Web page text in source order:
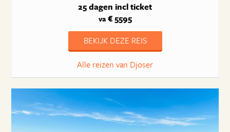
25 dagen incl ticket
va€ 5595
BEKIJK DEZE REIS
Alle reizen van Djoser